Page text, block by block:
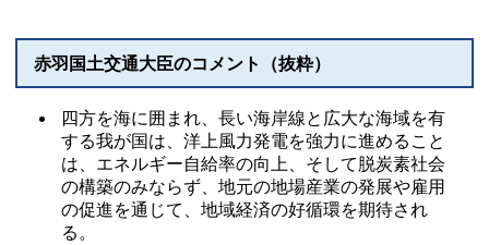
赤羽国土交通大臣のコメント（抜粋）
四方を海に囲まれ、長い海岸線と広大な海域を有
する我が国は、洋上風力発電を強力に進めること
は、エネルギー自給率の向上、そして脱炭素社会
の構築のみならず、地元の地場産業の発展や雇用
の促進を通じて、地域経済の好循環を期待され
る。